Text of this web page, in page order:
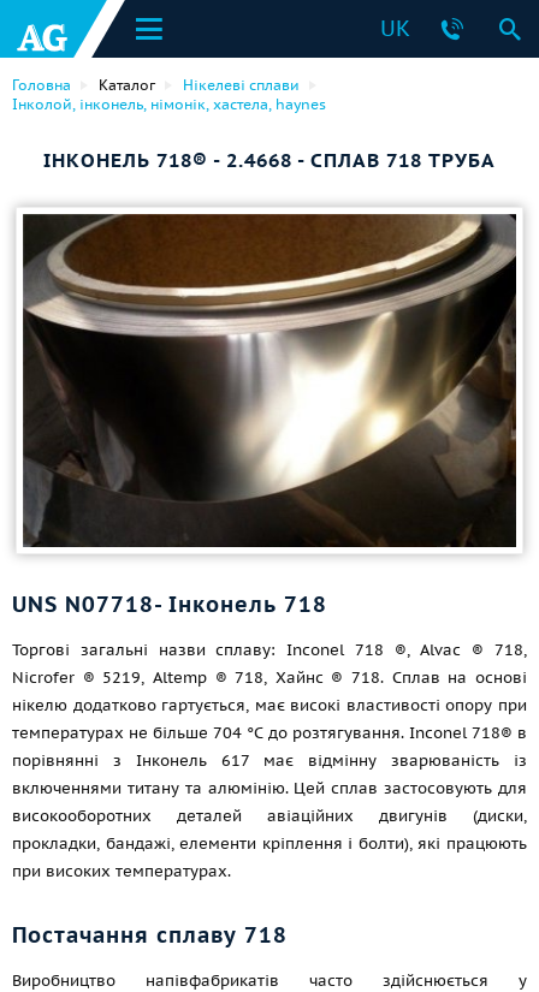
UK
Головна Каталог
Нікелеві сплави
Інколой, інконель, німонік, хастела, haynes
ІНКОНЕЛЬ 718® - 2.4668 - СПЛАВ 718 ТРУБА
UNS N07718- Інконель 718
Торгові загальні назви сплаву: Inconel 718 ®, Alvac ® 718,
Nicrofer ® 5219, Altemp ® 718, Хайнс ® 718. Сплав на основі
нікелю додатково гартується, має високі властивості опору при
температурах не більше 704 °C до розтягування. Inconel 718® в
порівнянні з Інконель 617 має відмінну зварюваність із
включеннями титану та алюмінію. Цей сплав застосовують для
високооборотних деталей авіаційних двигунів (диски,
прокладки, бандажі, елементи кріплення і болти), які працюють
при високих температурах.
Постачання сплаву 718
Виробництво напівфабрикатів часто здійснюється у